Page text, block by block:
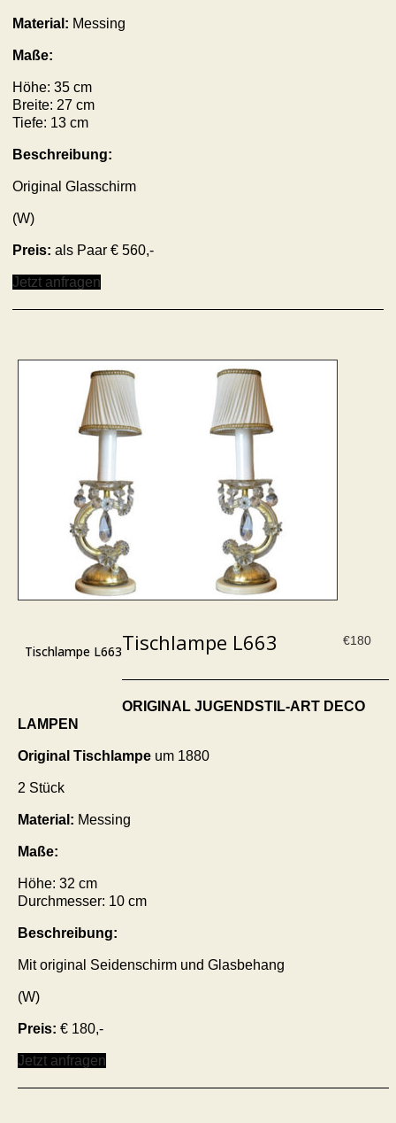
Material: Messing
Maße:
Höhe: 35 cm
Breite: 27 cm
Tiefe: 13 cm
Beschreibung:
Original Glasschirm
(W)
Preis: als Paar € 560,-
Jetzt anfragen
Tischlampe L663
€180
Tischlampe L663
ORIGINAL JUGENDSTIL-ART DECO
LAMPEN
Original Tischlampe um 1880
2 Stück
Material: Messing
Maße:
Höhe: 32 cm
Durchmesser: 10 cm
Beschreibung:
Mit original Seidenschirm und Glasbehang
(W)
Preis: € 180,-
Jetzt anfragen